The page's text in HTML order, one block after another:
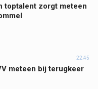
toptalent zorgt meteen
22:45
meteen bij terugkeer